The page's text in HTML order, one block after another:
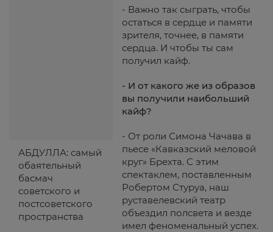
АБДУЛЛА: самый
обаятельный
басмач
советского и
постсоветского
пространства
- Важно так сыграть, чтобы
остаться в сердце и памяти
зрителя, точнее, в памяти
сердца. И чтобы ты сам
получил кайф.
- И от какого же из образов
вы получили наибольший
кайф?
- От роли Симона Чачава в
пьесе «Кавказский меловой
круг» Брехта. С этим
спектаклем, поставленным
Робертом Стуруа, наш
руставелевский театр
объездил полсвета и везде
имел феноменальный успех.